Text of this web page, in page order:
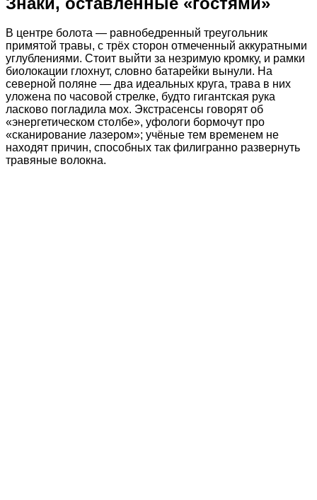
В центре болота — равнобедренный треугольник
примятой травы, с трёх сторон отмеченный аккуратными
углублениями. Стоит выйти за незримую кромку, и рамки
биолокации глохнут, словно батарейки вынули. На
северной поляне — два идеальных круга, трава в них
уложена по часовой стрелке, будто гигантская рука
ласково погладила мох. Экстрасенсы говорят об
«энергетическом столбе», уфологи бормочут про
«сканирование лазером»; учёные тем временем не
находят причин, способных так филигранно развернуть
травяные волокна.